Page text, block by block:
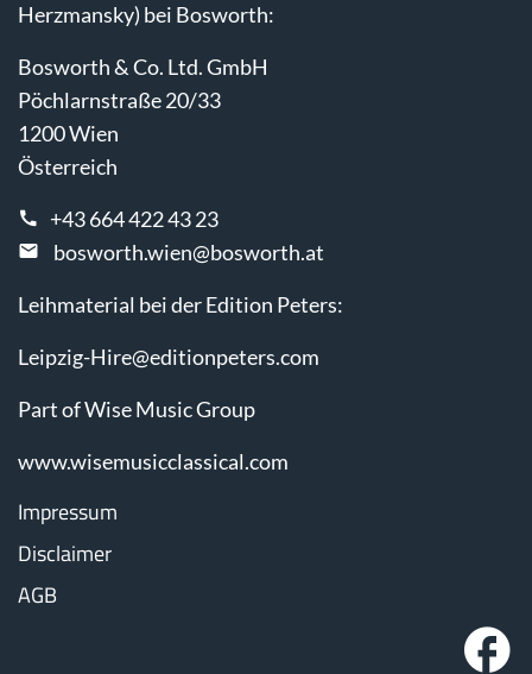
Herzmansky) bei Bosworth:
Bosworth & Co. Ltd. GmbH
Pöchlarnstraße 20/33
1200 Wien
Österreich
+43 664 422 43 23
bosworth.wien@bosworth.at
Leihmaterial bei der Edition Peters:
Leipzig-Hire@editionpeters.com
Part of Wise Music Group
www.wisemusicclassical.com
Impressum
Disclaimer
AGB